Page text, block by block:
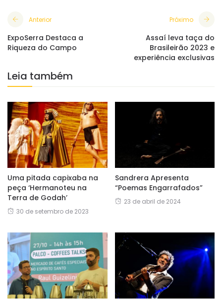
Anterior
ExpoSerra Destaca a
Riqueza do Campo
Próximo
Assaí leva taça do
Brasileirão 2023 e
experiência exclusivas
Leia também
Uma pitada capixaba na
peça ‘Hermanoteu na
Terra de Godah’
30 de setembro de 2023
Sandrera Apresenta
“Poemas Engarrafados”
23 de abril de 2024